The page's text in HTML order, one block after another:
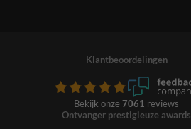
Klantbeoordelingen
Bekijk onze 7061 reviews
Ontvanger prestigieuze awards